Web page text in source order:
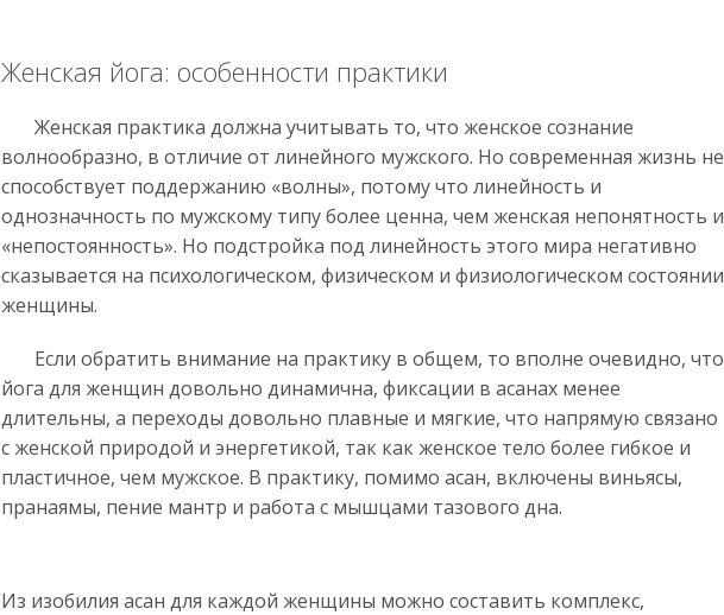
Женская йога: особенности практики
Женская практика должна учитывать то, что женское сознание
волнообразно, в отличие от линейного мужского. Но современная жизнь не
способствует поддержанию «волны», потому что линейность и
однозначность по мужскому типу более ценна, чем женская непонятность и
«непостоянность». Но подстройка под линейность этого мира негативно
сказывается на психологическом, физическом и физиологическом состоянии
женщины.
Если обратить внимание на практику в общем, то вполне очевидно, что
йога для женщин довольно динамична, фиксации в асанах менее
длительны, а переходы довольно плавные и мягкие, что напрямую связано
с женской природой и энергетикой, так как женское тело более гибкое и
пластичное, чем мужское. В практику, помимо асан, включены виньясы,
пранаямы, пение мантр и работа с мышцами тазового дна.
Из изобилия асан для каждой женщины можно составить комплекс,